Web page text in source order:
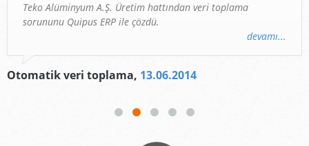
Teko Alüminyum A.Ş. Üretim hattından veri toplama
sorununu Quipus ERP ile çözdü.
devamı...
Otomatik veri toplama, 13.06.2014